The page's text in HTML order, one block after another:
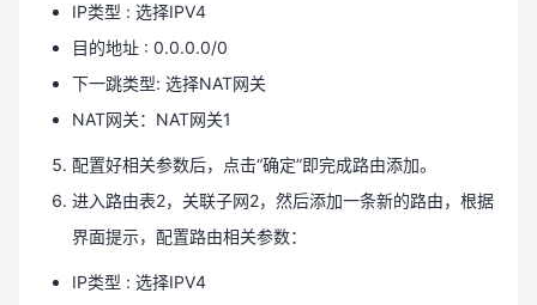
IP类型 : 选择IPV4
目的地址 : 0.0.0.0/0
下一跳类型: 选择NAT网关
NAT网关：NAT网关1
配置好相关参数后，点击“确定”即完成路由添加。
进入路由表2，关联子网2，然后添加一条新的路由，根据
界面提示，配置路由相关参数：
IP类型 : 选择IPV4